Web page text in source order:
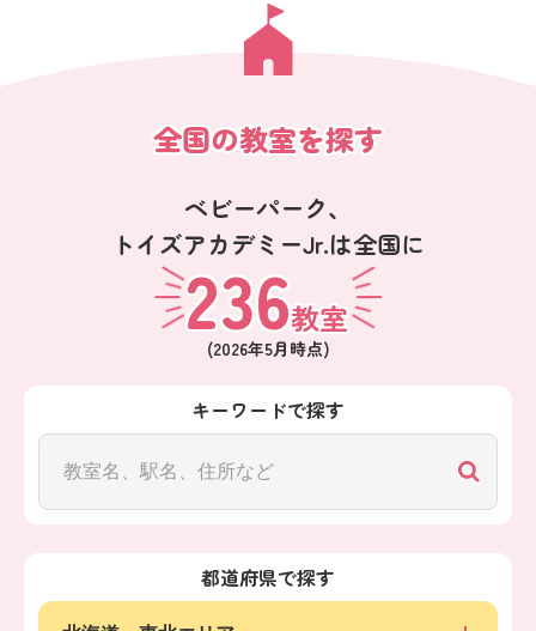
全国の教室を探す
ベビーパーク、
トイズアカデミーJr.は全国に
236教室
(2026年5月 時点)
キーワードで探す
都道府県で探す